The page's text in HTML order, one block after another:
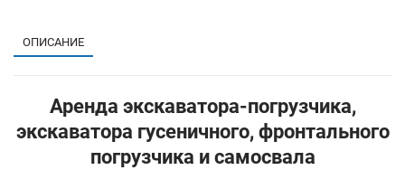
ОПИСАНИЕ
Аренда экскаватора-погрузчика,
экскаватора гусеничного, фронтального
погрузчика и самосвала